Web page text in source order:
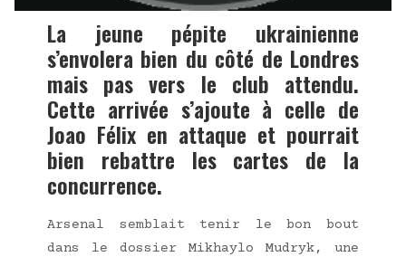
La jeune pépite ukrainienne
s’envolera bien du côté de Londres
mais pas vers le club attendu.
Cette arrivée s’ajoute à celle de
Joao Félix en attaque et pourrait
bien rebattre les cartes de la
concurrence.
Arse­nal sem­blait tenir le bon bout
dans le dos­sier Mikhay­lo Mudryk, une